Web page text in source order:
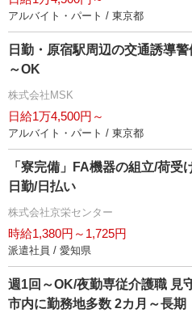
アルバイト・パート / 東京都
日勤・原宿駅周辺の交通誘導
～OK
株式会社MSK
日給1万4,500円～
アルバイト・パート / 東京都
「寮完備」FA機器の組立/荷受
日勤/日払い
株式会社京栄センター
時給1,380円～1,725円
派遣社員 / 愛知県
週1回～OK/夜勤専従介護職 見
市内に勤務地多数 2カ月～長期